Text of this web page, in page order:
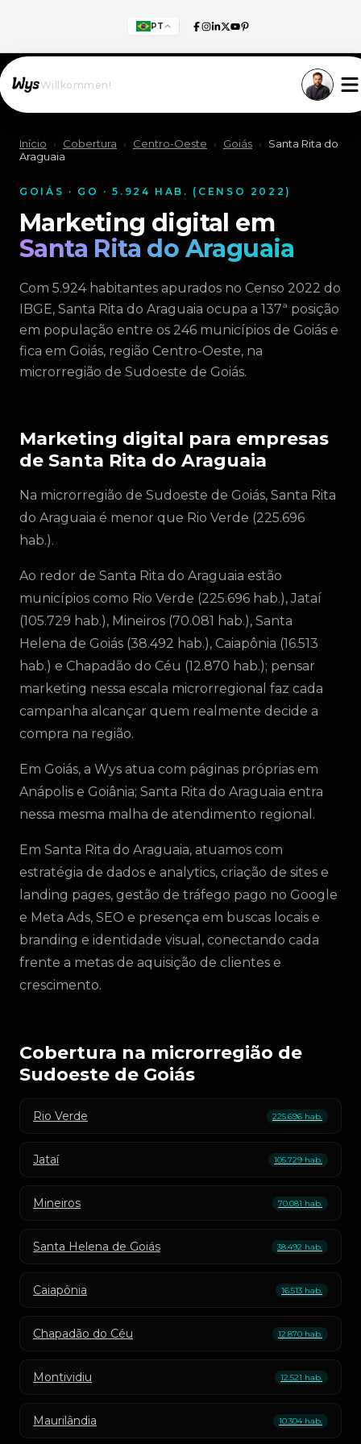
PT
Willkommen!
Início › Cobertura › Centro-Oeste › Goiás ›
Santa Rita do
Araguaia
GOIÁS · GO · 5.924 HAB. (CENSO 2022)
Marketing digital em
Santa Rita do Araguaia
Com 5.924 habitantes apurados no Censo 2022 do
IBGE, Santa Rita do Araguaia ocupa a 137ª posição
em população entre os 246 municípios de Goiás e
fica em Goiás, região Centro-Oeste, na
microrregião de Sudoeste de Goiás.
Marketing digital para empresas
de Santa Rita do Araguaia
Na microrregião de Sudoeste de Goiás, Santa Rita
do Araguaia é menor que Rio Verde (225.696
hab.).
Ao redor de Santa Rita do Araguaia estão
municípios como Rio Verde (225.696 hab.), Jataí
(105.729 hab.), Mineiros (70.081 hab.), Santa
Helena de Goiás (38.492 hab.), Caiapônia (16.513
hab.) e Chapadão do Céu (12.870 hab.); pensar
marketing nessa escala microrregional faz cada
campanha alcançar quem realmente decide a
compra na região.
Em Goiás, a Wys atua com páginas próprias em
Anápolis e Goiânia; Santa Rita do Araguaia entra
nessa mesma malha de atendimento regional.
Em Santa Rita do Araguaia, atuamos com
estratégia de dados e analytics, criação de sites e
landing pages, gestão de tráfego pago no Google
e Meta Ads, SEO e presença em buscas locais e
branding e identidade visual, conectando cada
frente a metas de aquisição de clientes e
crescimento.
Cobertura na microrregião de
Sudoeste de Goiás
Rio Verde 225.696 hab.
Jataí 105.729 hab.
Mineiros 70.081 hab.
Santa Helena de Goiás 38.492 hab.
Caiapônia 16.513 hab.
Chapadão do Céu 12.870 hab.
Montividiu 12.521 hab.
Maurilândia 10.304 hab.